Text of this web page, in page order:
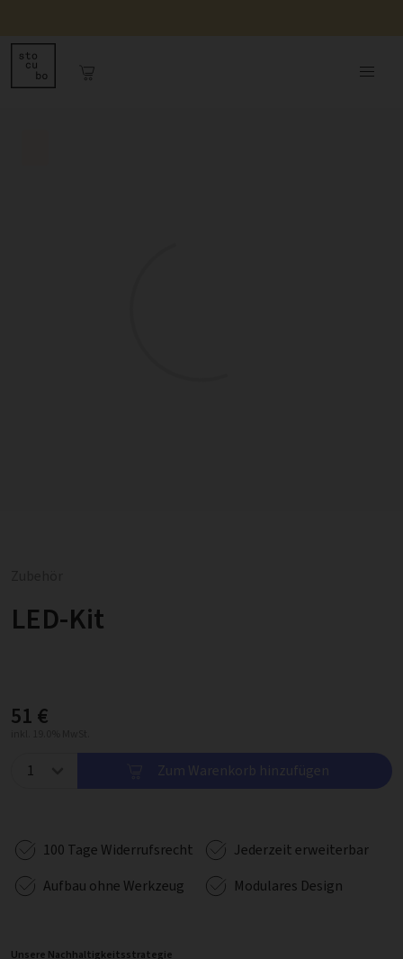
LED-Kit
51 €
Zum Warenkorb hinzufügen
100 Tage Widerrufsrecht
Jederzeit erweiterbar
Aufbau ohne Werkzeug
Modulares Design
Unsere Nachhaltigkeitsstrategie